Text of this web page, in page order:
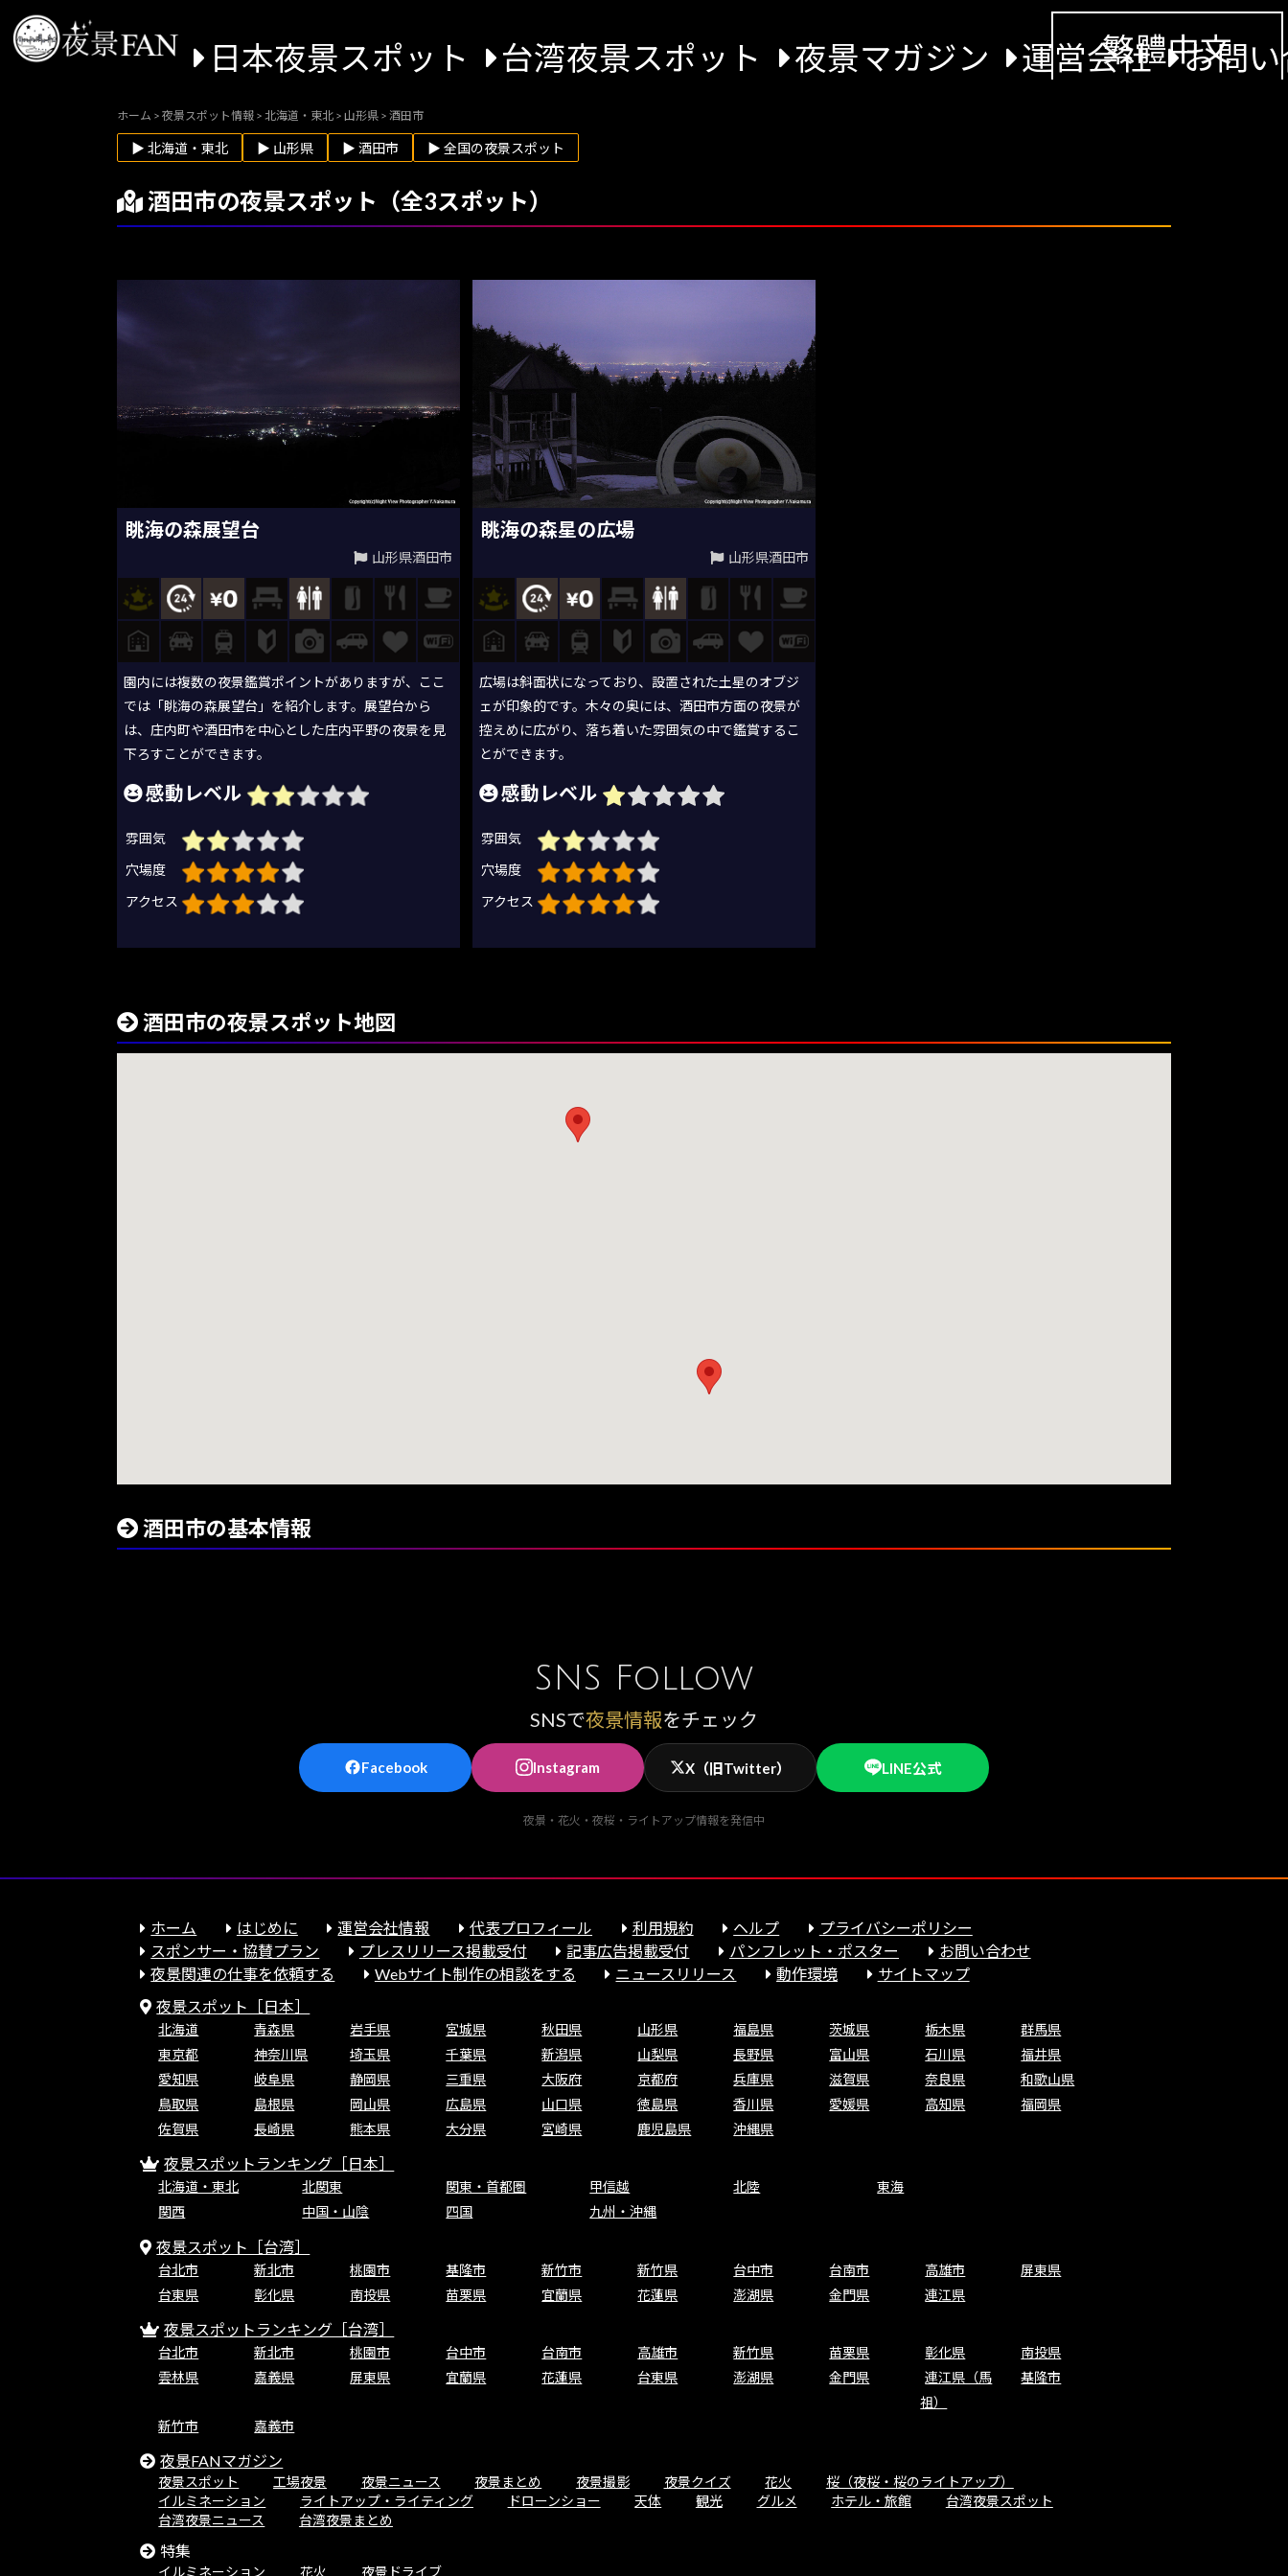
日本夜景スポット 台湾夜景スポット 夜景マガジン 運営会社 お問
繁體中文
ホーム > 夜景スポット情報 > 北海道・東北 > 山形県 > 酒田市
▶ 北海道・東北 ▶ 山形県 ▶ 酒田市 ▶ 全国の夜景スポット
酒田市の夜景スポット（全3スポット）
眺海の森展望台
山形県酒田市
園内には複数の夜景鑑賞ポイントがありますが、ここ
では「眺海の森展望台」を紹介します。展望台から
は、庄内町や酒田市を中心とした庄内平野の夜景を見
下ろすことができます。
感動レベル
雰囲気
穴場度
アクセス
眺海の森星の広場
山形県酒田市
広場は斜面状になっており、設置された土星のオブジ
ェが印象的です。木々の奥には、酒田市方面の夜景が
控えめに広がり、落ち着いた雰囲気の中で鑑賞するこ
とができます。
感動レベル
雰囲気
穴場度
アクセス
酒田市の夜景スポット地図
酒田市の基本情報
SNS Follow
SNSで夜景情報をチェック
Facebook Instagram X（旧Twitter） LINE公式
夜景・花火・夜桜・ライトアップ情報を発信中
ホーム はじめに 運営会社情報 代表プロフィール 利用規約 ヘルプ
プライバシーポリシー
スポンサー・協賛プラン
プレスリリース掲載受付 記事広告掲載受付 パンフレット・ポスター
お問い合わせ
夜景関連の仕事を依頼する
Webサイト制作の相談をする ニュースリリース 動作環境
サイトマップ
夜景スポット［日本］
北海道 青森県 岩手県 宮城県 秋田県 山形県 福島県 茨城県 栃木県
群馬県
東京都
神奈川県 埼玉県 千葉県 新潟県 山梨県 長野県 富山県 石川県
福井県
愛知県
岐阜県 静岡県 三重県 大阪府 京都府 兵庫県 滋賀県 奈良県
和歌山県
鳥取県
島根県 岡山県 広島県 山口県 徳島県 香川県 愛媛県 高知県
福岡県
佐賀県
長崎県 熊本県 大分県 宮崎県 鹿児島県 沖縄県
夜景スポットランキング［日本］
北海道・東北 北関東 関東・首都圏 甲信越 北陸
東海
関西
中国・山陰 四国 九州・沖縄
夜景スポット［台湾］
台北市 新北市 桃園市 基隆市 新竹市 新竹県 台中市 台南市 高雄市
屏東県
台東県
彰化県 南投県 苗栗県 宜蘭県 花蓮県 澎湖県 金門県 連江県
夜景スポットランキング［台湾］
台北市 新北市 桃園市 台中市 台南市 高雄市 新竹県 苗栗県 彰化県
南投県
雲林県
嘉義県 屏東県 宜蘭県 花蓮県 台東県 澎湖県 金門県
連江県（馬
祖）
基隆市
新竹市 嘉義市
夜景FANマガジン
夜景スポット 工場夜景 夜景ニュース 夜景まとめ 夜景撮影 夜景クイズ 花火
桜（夜桜・桜のライトアップ）
イルミネーション
ライトアップ・ライティング ドローンショー 天体 観光 グルメ ホテル・旅館
台湾夜景スポット
台湾夜景ニュース
台湾夜景まとめ
特集
イルミネーション 花火 夜景ドライブ